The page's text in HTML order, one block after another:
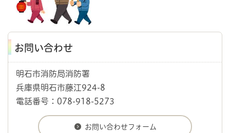
お問い合わせ
明石市消防局消防署
兵庫県明石市藤江924-8
電話番号：078-918-5273